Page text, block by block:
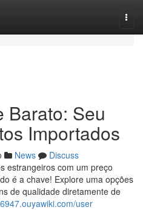
Barato: Seu
Importados
News
Discuss
estrangeiros com um preço
é a chave! Explore uma opções
de qualidade diretamente de
user